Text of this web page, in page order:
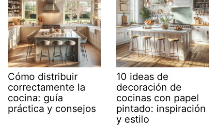
Cómo distribuir
correctamente la
cocina: guía
práctica y consejos
10 ideas de
decoración de
cocinas con papel
pintado: inspiración
y estilo